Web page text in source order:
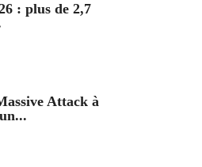
: plus de 2,7
Attack à